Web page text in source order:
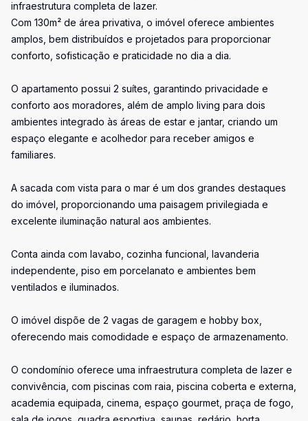
infraestrutura completa de lazer.
Com 130m² de área privativa, o imóvel oferece ambientes
amplos, bem distribuídos e projetados para proporcionar
conforto, sofisticação e praticidade no dia a dia.
O apartamento possui 2 suítes, garantindo privacidade e
conforto aos moradores, além de amplo living para dois
ambientes integrado às áreas de estar e jantar, criando um
espaço elegante e acolhedor para receber amigos e
familiares.
A sacada com vista para o mar é um dos grandes destaques
do imóvel, proporcionando uma paisagem privilegiada e
excelente iluminação natural aos ambientes.
Conta ainda com lavabo, cozinha funcional, lavanderia
independente, piso em porcelanato e ambientes bem
ventilados e iluminados.
O imóvel dispõe de 2 vagas de garagem e hobby box,
oferecendo mais comodidade e espaço de armazenamento.
O condomínio oferece uma infraestrutura completa de lazer e
convivência, com piscinas com raia, piscina coberta e externa,
academia equipada, cinema, espaço gourmet, praça de fogo,